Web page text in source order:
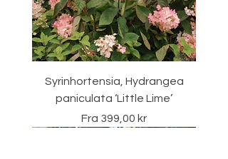
Syrinhortensia, Hydrangea
paniculata ‘Little Lime’
Fra 399,00 kr
Salgspris